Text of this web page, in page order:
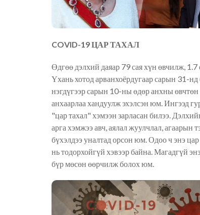
COVID-19 ЦАР ТАХАЛ
Өдгөө дэлхий даяар 79 сая хүн өвчилж,
Үхань хотод арванхоёрдугаар сарын 31-
нэгдүгээр сарын 10-ны өдөр анхны
анхаарлаа хандуулж эхэлсэн юм. Ингээд
"цар тахал" хэмээн зарласан билээ.
арга хэмжээ авч, аялал жуулчлал, агаарын
бүхэлдээ уналтад орсон юм. Одоо ч энэ
нь тодорхойгүй хэвээр байна. Магадгүй
бүр мөсөн өөрчилж болох юм.